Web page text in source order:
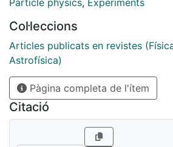
Particle physics, Experiments
Col·leccions
Articles publicats en revistes
Astrofísica)
Pàgina completa de l'ítem
Citació